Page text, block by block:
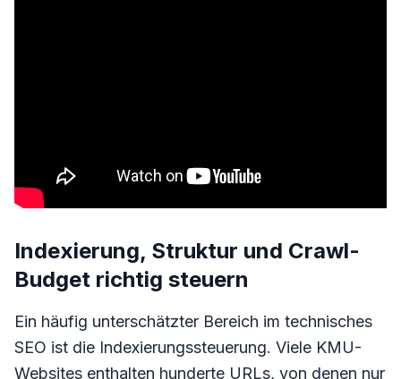
Indexierung, Struktur und Crawl-
Budget richtig steuern
Ein häufig unterschätzter Bereich im technisches
SEO ist die Indexierungssteuerung. Viele KMU-
Websites enthalten hunderte URLs, von denen nur